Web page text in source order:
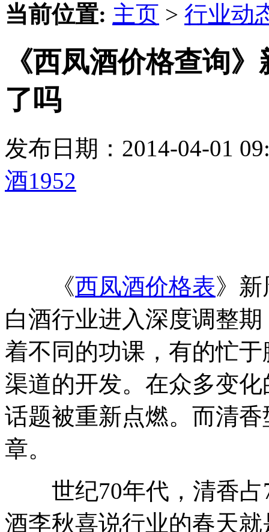
当前位置: 主页 > 行业动
《西凤酒价格查询
了吗
发布日期：2014-04-01
酒1952
《西凤酒价格表》
白酒行业进入深度调整
着不同的功课，有的忙
渠道的开发。在众多变
话题被重新点燃。而清
章。
世纪70年代，清香占
酒李秋喜说行业的春天